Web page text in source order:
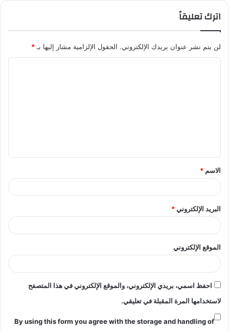
اترك تعليقاً
لن يتم نشر عنوان بريدك الإلكتروني. الحقول الإلزامية مشار إليها بـ*
ق
*
الاسم *
البريد الإلكتروني*
الموقع الإلكتروني
احفظ اسمي، بريدي الإلكتروني، والموقع الإلكتروني في هذا المتصفح
لاستخدامها المرة المقبلة في تعليقي.
By using this form you agree with the storage and handling of